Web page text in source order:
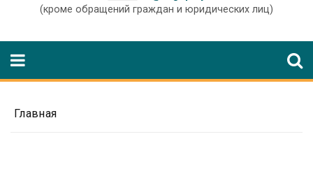
(кроме обращений граждан и юридических лиц)
Главная